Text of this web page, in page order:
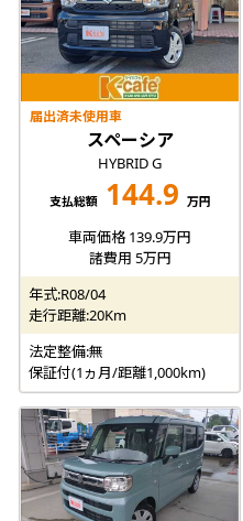
届出済未使用車
スペーシア
HYBRID G
支払総額 144.9 万円
車両価格 139.9万円
諸費用 5万円
年式:R08/04
走行距離:20Km
法定整備:無
保証付(1ヵ月/距離1,000km)